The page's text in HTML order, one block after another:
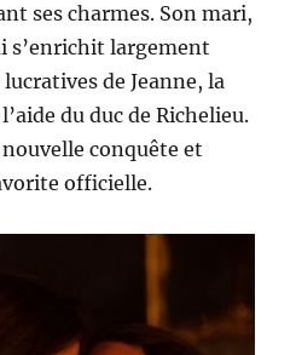
ses charmes. Son mari,
s’enrichit largement
de Jeanne, la
du duc de Richelieu.
nouvelle conquête et
officielle.